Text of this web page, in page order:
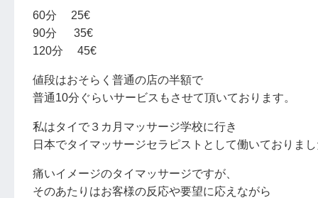
60分 25€
90分 35€
120分 45€
値段はおそらく普通の店の半額で
普通10分ぐらいサービスもさせて頂いております。
私はタイで３カ月マッサージ学校に行き
日本でタイマッサージセラピストとして働いておりま
痛いイメージのタイマッサージですが、
そのあたりはお客様の反応や要望に応えながら